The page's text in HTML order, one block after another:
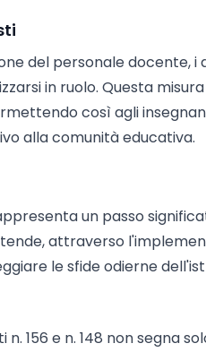
del personale docente,
in ruolo. Questa
così agli
alla comunità educativa.
un passo
attraverso
le sfide odierne
156 e n. 148 non segna